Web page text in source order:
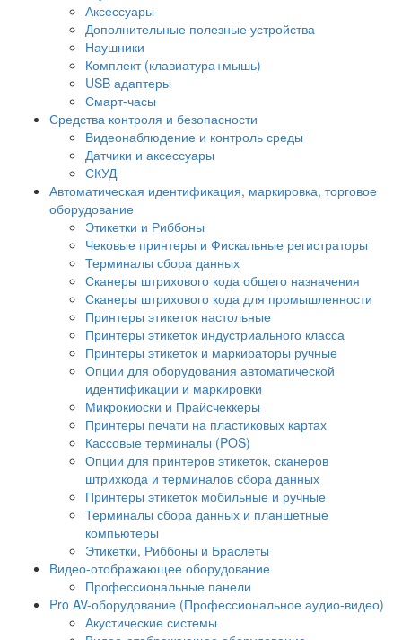
Аксессуары
Дополнительные полезные устройства
Наушники
Комплект (клавиатура+мышь)
USB адаптеры
Смарт-часы
Средства контроля и безопасности
Видеонаблюдение и контроль среды
Датчики и аксессуары
СКУД
Автоматическая идентификация, маркировка, торговое
оборудование
Этикетки и Риббоны
Чековые принтеры и Фискальные регистраторы
Терминалы сбора данных
Сканеры штрихового кода общего назначения
Сканеры штрихового кода для промышленности
Принтеры этикеток настольные
Принтеры этикеток индустриального класса
Принтеры этикеток и маркираторы ручные
Опции для оборудования автоматической
идентификации и маркировки
Микрокиоски и Прайсчеккеры
Принтеры печати на пластиковых картах
Кассовые терминалы (POS)
Опции для принтеров этикеток, сканеров
штрихкода и терминалов сбора данных
Принтеры этикеток мобильные и ручные
Терминалы сбора данных и планшетные
компьютеры
Этикетки, Риббоны и Браслеты
Видео-отображающее оборудование
Профессиональные панели
Pro AV-оборудование (Профессиональное аудио-видео)
Акустические системы